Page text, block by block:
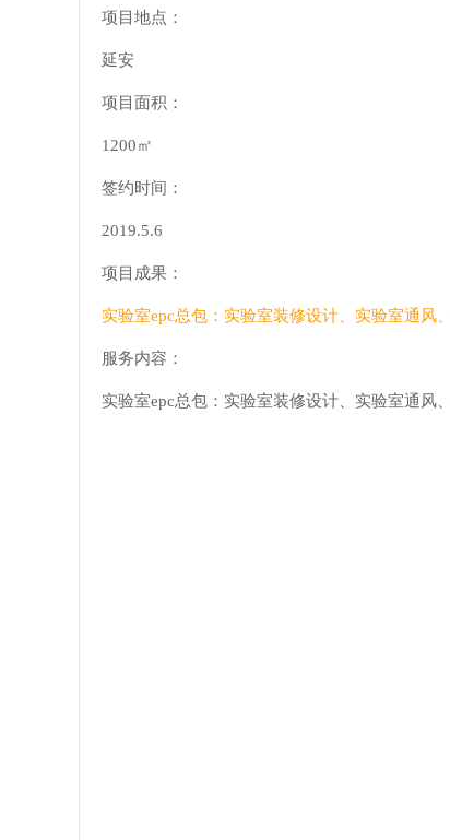
项目地点：
延安
项目面积：
1200㎡
签约时间：
2019.5.6
项目成果：
实验室epc总包：实验室装修设计、实验室通风
服务内容：
实验室epc总包：实验室装修设计、实验室通风